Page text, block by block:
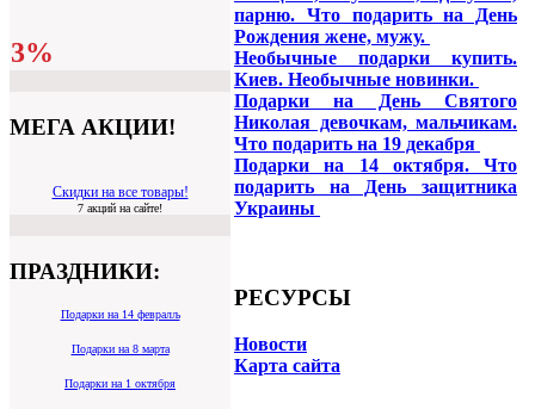
3%
МЕГА АКЦИИ!
Скидки на все товары!
7 акций на сайте!
ПРАЗДНИКИ:
Подарки на 14 февралљ
Подарки на 8 марта
Подарки на 1 октября
парню. Что подарить на День
Рождения жене, мужу.
Необычные подарки купить.
Киев. Необычные новинки.
Подарки на День Святого
Николая девочкам, мальчикам.
Что подарить на 19 декабря
Подарки на 14 октября. Что
подарить на День защитника
Украины
РЕСУРСЫ
Новости
Карта сайта